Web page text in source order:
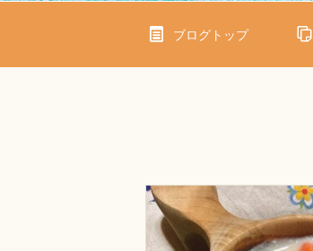
ブログトップ